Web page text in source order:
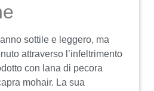
sottile e leggero, ma
attraverso l’infeltrimento
con lana di pecora
mohair. La sua